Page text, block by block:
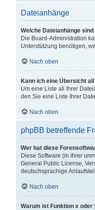
Dateianhänge
Welche Dateianhänge
Die Board-Administration
Unterstützung benötigen,
Nach oben
Kann ich eine Übersicht
Um eine Liste all Ihrer
den Sie eine Liste Ihrer
Nach oben
phpBB betreffende
Wer hat diese
Diese Software (in ihrer
General Public License,
deutschsprachige
Nach oben
Warum ist Funktion x oder